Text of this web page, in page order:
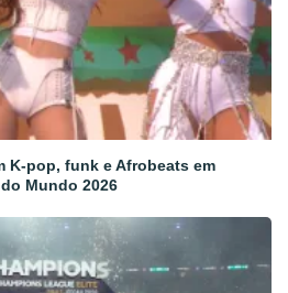
K-pop, funk e Afrobeats em
Mundo 2026